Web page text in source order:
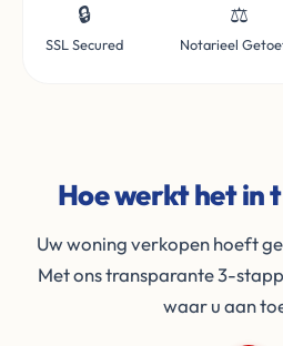
🔒
SSL Secured
⚖️
Notarieel
Hoe werkt het in
Uw woning verkopen hoeft
Met ons transparante 3-
waar u aan